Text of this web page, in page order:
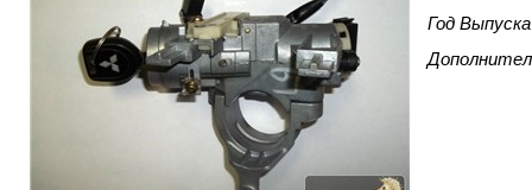
Год Выпуска